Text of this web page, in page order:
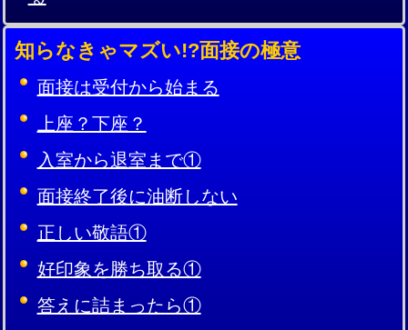
知らなきゃマズい!?面接の極意
面接は受付から始まる
上座？下座？
入室から退室まで①
面接終了後に油断しない
正しい敬語①
好印象を勝ち取る①
答えに詰まったら①